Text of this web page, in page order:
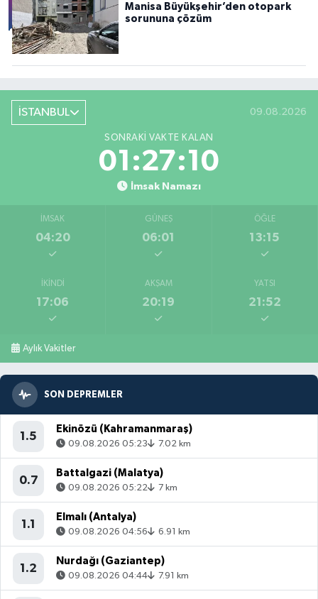
Manisa Büyükşehir’den otopark
sorununa çözüm
İSTANBUL 09.08.2026
SONRAKI VAKTE KALAN
01:27:08
İmsak Namazı
İMSAK
04:20
GÜNEŞ
06:01
ÖĞLE
13:15
İKINDI
17:06
AKŞAM
20:19
YATSI
21:52
Aylık Vakitler
SON DEPREMLER
1.5
Ekinözü (Kahramanmaraş)
09.08.2026 05:23 7.02 km
0.7
Battalgazi (Malatya)
09.08.2026 05:22 7 km
1.1
Elmalı (Antalya)
09.08.2026 04:56 6.91 km
1.2
Nurdağı (Gaziantep)
09.08.2026 04:44 7.91 km